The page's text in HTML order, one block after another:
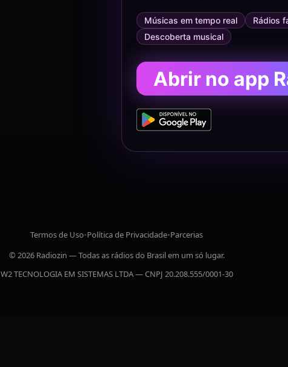
Músicas em tempo real Rádios
Descoberta musical
Abrir no app
Termos de Uso•Política de Privacidade•Parcerias
© 2026 Radiozin — Todas as rádios do Brasil em um só lugar.
W2 TECNOLOGIA EM SISTEMAS LTDA — CNPJ 20.208.555/0001-30